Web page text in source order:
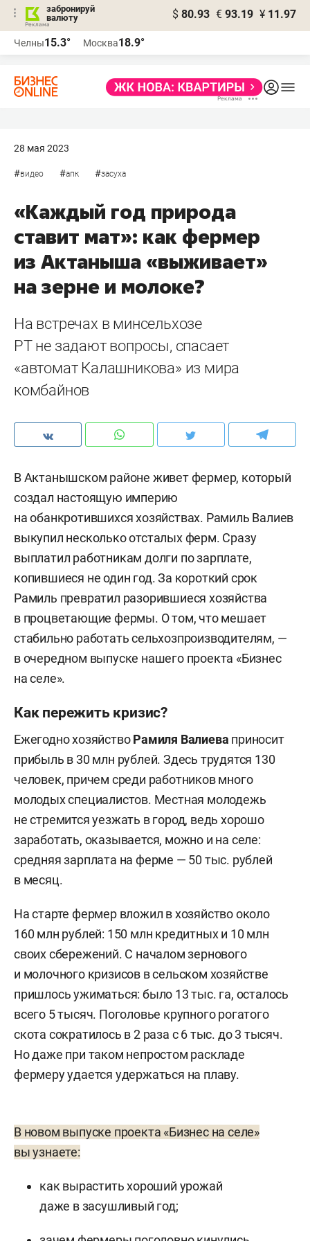
забронируй
валюту
$ 80.93 € 93.19 ¥ 11.97
Челны15.3° Москва18.9°
28 мая 2023
#видео #апк #засуха
«Каждый год природа
ставит мат»: как фермер
из Актаныша «выживает»
на зерне и молоке?
На встречах в минсельхозе
РТ не задают вопросы, спасает
«автомат Калашникова» из мира
комбайнов
В Актанышском районе живет фермер, который
создал настоящую империю
на обанкротившихся хозяйствах. Рамиль Валиев
выкупил несколько отсталых ферм. Сразу
выплатил работникам долги по зарплате,
копившиеся не один год. За короткий срок
Рамиль превратил разорившиеся хозяйства
в процветающие фермы. О том, что мешает
стабильно работать сельхозпроизводителям, —
в очередном выпуске нашего проекта «Бизнес
на селе».
Как пережить кризис?
Ежегодно хозяйствоРамиля Валиева приносит
прибыль в 30 млн рублей. Здесь трудятся 130
человек, причем среди работников много
молодых специалистов. Местная молодежь
не стремится уезжать в город, ведь хорошо
заработать, оказывается, можно и на селе:
средняя зарплата на ферме — 50 тыс. рублей
в месяц.
На старте фермер вложил в хозяйство около
160 млн рублей: 150 млн кредитных и 10 млн
своих сбережений. С началом зернового
и молочного кризисов в сельском хозяйстве
пришлось ужиматься: было 13 тыс. га, осталось
всего 5 тысяч. Поголовье крупного рогатого
скота сократилось в 2 раза с 6 тыс. до 3 тысяч.
Но даже при таком непростом раскладе
фермеру удается удержаться на плаву.
В новом выпуске проекта «Бизнес на селе»
вы узнаете:
как вырастить хороший урожай
даже в засушливый год;